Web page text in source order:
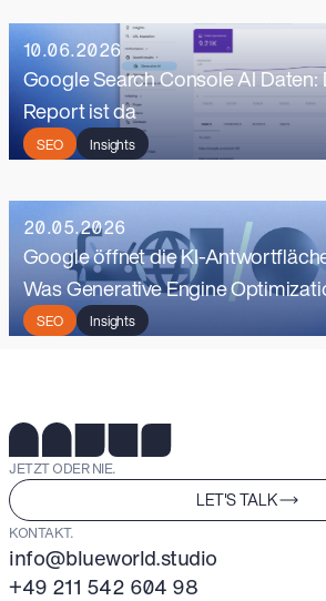
10.06.2026
Google Search Console AI Daten:
Report ist da
SEO Insights
20.05.2026
Google öffnet die KI-
Was Generative Engine
SEO Insights
JETZT ODER NIE.
LET'S TALK
KONTAKT.
info@blueworld.studio
+49 211 542 604 98